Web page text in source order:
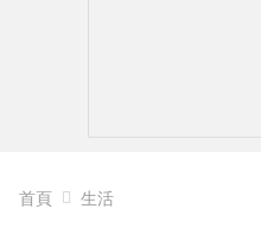
首頁 生活